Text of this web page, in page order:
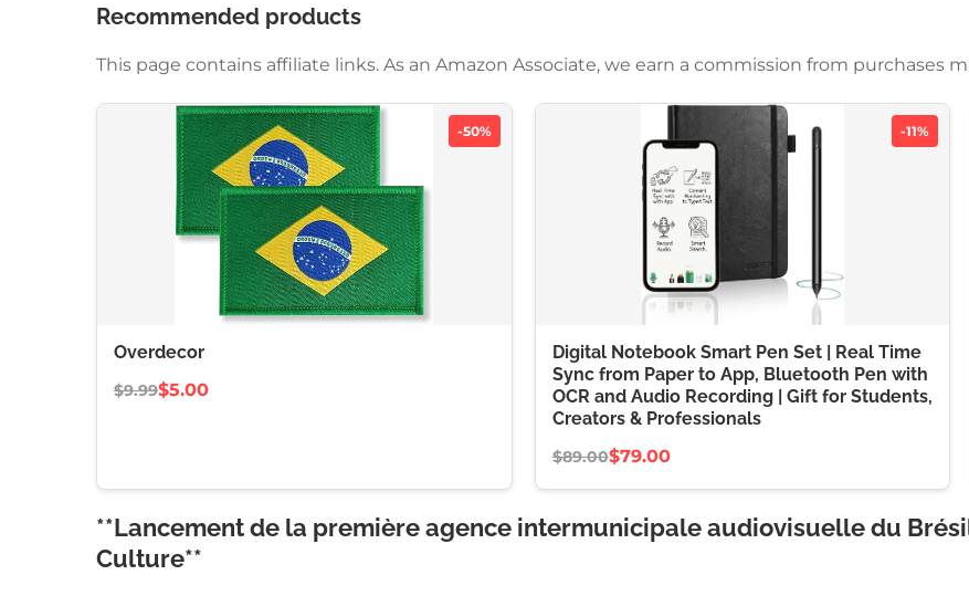
Recommended products
This page contains affiliate links. As an Amazon Associate, we earn a commission from purchases
-50%
Overdecor
$9.99$5.00
-11%
Digital Notebook Smart Pen Set | Real Time
Sync from Paper to App, Bluetooth Pen with
OCR and Audio Recording | Gift for Students,
Creators & Professionals
$89.00$79.00
**Lancement de la première agence intermunicipale audiovisuelle du
Culture**